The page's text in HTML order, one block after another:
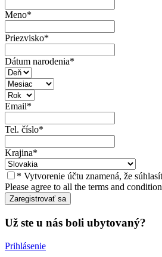
Meno*
Priezvisko*
Dátum narodenia*
Email*
Tel. číslo*
Krajina*
* Vytvorenie účtu znamená, že
Please agree to all the terms and
Už ste u nás boli ubytovaný?
Prihlásenie